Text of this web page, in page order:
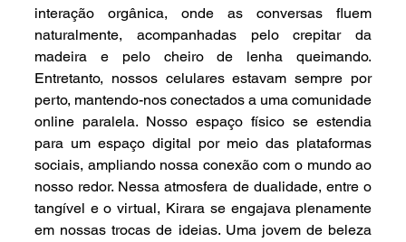
interação orgânica, onde as conversas fluem
naturalmente, acompanhadas pelo crepitar da
madeira e pelo cheiro de lenha queimando.
Entretanto, nossos celulares estavam sempre por
perto, mantendo-nos conectados a uma comunidade
online paralela. Nosso espaço físico se estendia
para um espaço digital por meio das plataformas
sociais, ampliando nossa conexão com o mundo ao
nosso redor. Nessa atmosfera de dualidade, entre o
tangível e o virtual, Kirara se engajava plenamente
em nossas trocas de ideias. Uma jovem de beleza